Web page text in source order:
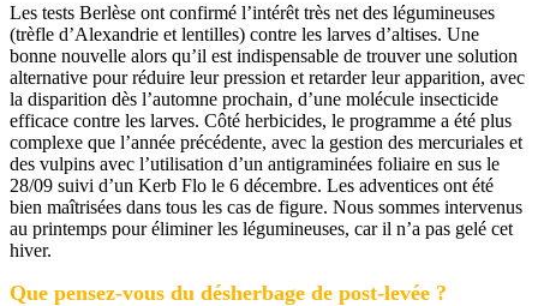
Les tests Berlèse ont confirmé l’intérêt très net des légumineuses
(trèfle d’Alexandrie et lentilles) contre les larves d’altises. Une
bonne nouvelle alors qu’il est indispensable de trouver une solution
alternative pour réduire leur pression et retarder leur apparition, avec
la disparition dès l’automne prochain, d’une molécule insecticide
efficace contre les larves. Côté herbicides, le programme a été plus
complexe que l’année précédente, avec la gestion des mercuriales et
des vulpins avec l’utilisation d’un antigraminées foliaire en sus le
28/09 suivi d’un Kerb Flo le 6 décembre. Les adventices ont été
bien maîtrisées dans tous les cas de figure. Nous sommes intervenus
au printemps pour éliminer les légumineuses, car il n’a pas gelé cet
hiver.
Que pensez-vous du désherbage de post-levée ?